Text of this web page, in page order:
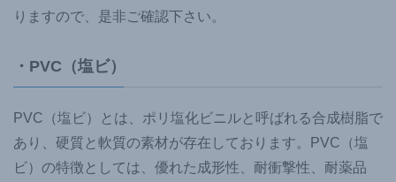
りますので、是非ご確認下さい。
・PVC（塩ビ）
PVC（塩ビ）とは、ポリ塩化ビニルと呼ばれる合成樹脂で
あり、硬質と軟質の素材が存在しております。PVC（塩
ビ）の特徴としては、優れた成形性、耐衝撃性、耐薬品